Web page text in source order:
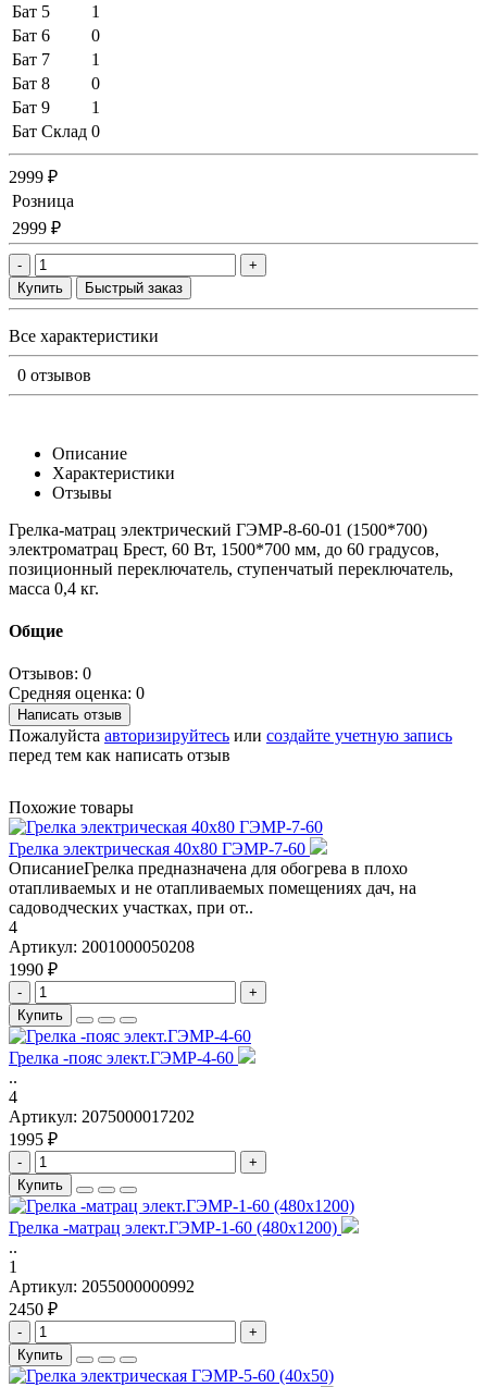
Бат 5
1
Бат 6
0
Бат 7
1
Бат 8
0
Бат 9
1
Бат Склад 0
2999 ₽
Розница
2999 ₽
-
+
Купить
Быстрый заказ
Все характеристики
0 отзывов
Описание
Характеристики
Отзывы
Грелка-матрац электрический ГЭМР-8-60-01 (1500*700)
электроматрац Брест, 60 Вт, 1500*700 мм, до 60 градусов,
позиционный переключатель, ступенчатый переключатель,
масса 0,4 кг.
Общие
Отзывов: 0
Средняя оценка: 0
Написать отзыв
Пожалуйста авторизируйтесь или создайте учетную запись
перед тем как написать отзыв
Похожие товары
Грелка электрическая 40х80 ГЭМР-7-60
ОписаниеГрелка предназначена для обогрева в плохо
отапливаемых и не отапливаемых помещениях дач, на
садоводческих участках, при от..
4
Артикул: 2001000050208
1990 ₽
-
+
Купить
Грелка -пояс элект.ГЭМР-4-60
..
4
Артикул: 2075000017202
1995 ₽
-
+
Купить
Грелка -матрац элект.ГЭМР-1-60 (480х1200)
..
1
Артикул: 2055000000992
2450 ₽
-
+
Купить